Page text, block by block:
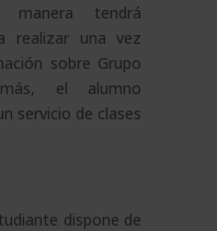
tendrá
realizar una vez
sobre Grupo
el alumno
servicio de clases
dispone de